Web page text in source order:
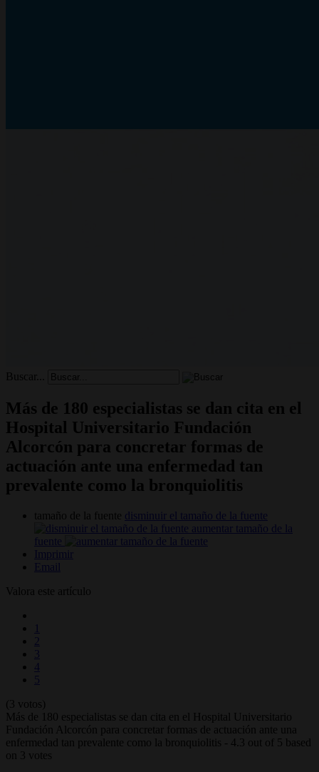
Buscar...
Más de 180 especialistas se dan cita en el
Hospital Universitario Fundación
Alcorcón para concretar formas de
actuación ante una enfermedad tan
prevalente como la bronquiolitis
tamaño de la fuente disminuir el tamaño de la fuente
aumentar tamaño de la
fuente
Imprimir
Email
Valora este artículo
1
2
3
4
5
(3 votos)
Más de 180 especialistas se dan cita en el Hospital Universitario
Fundación Alcorcón para concretar formas de actuación ante una
enfermedad tan prevalente como la bronquiolitis - 4.3 out of 5 based
on
3 votes